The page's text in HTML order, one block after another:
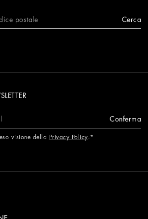
Cerca
Conferma
visione della Privacy Policy.